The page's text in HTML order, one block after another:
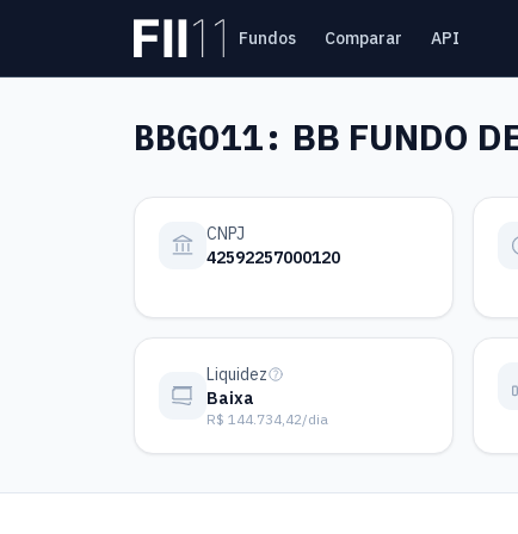
Pular para o conteúdo principal
Estatística FII
Fundos Comparar API
BBGO11: BB FUNDO
CNPJ
42592257000120
Liquidez
Baixa
R$ 144.734,42/dia